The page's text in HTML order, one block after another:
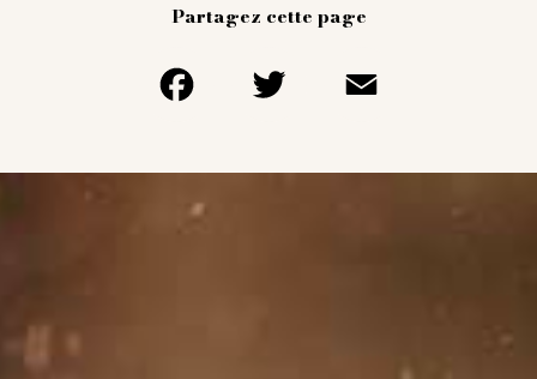
Partagez cette page